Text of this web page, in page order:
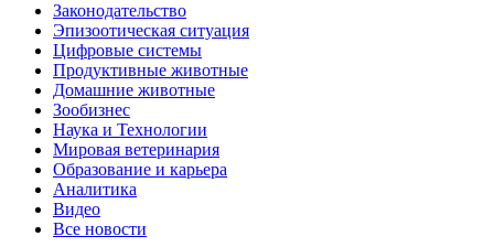
Законодательство
Эпизоотическая ситуация
Цифровые системы
Продуктивные животные
Домашние животные
Зообизнес
Наука и Технологии
Мировая ветеринария
Образование и карьера
Аналитика
Видео
Все новости